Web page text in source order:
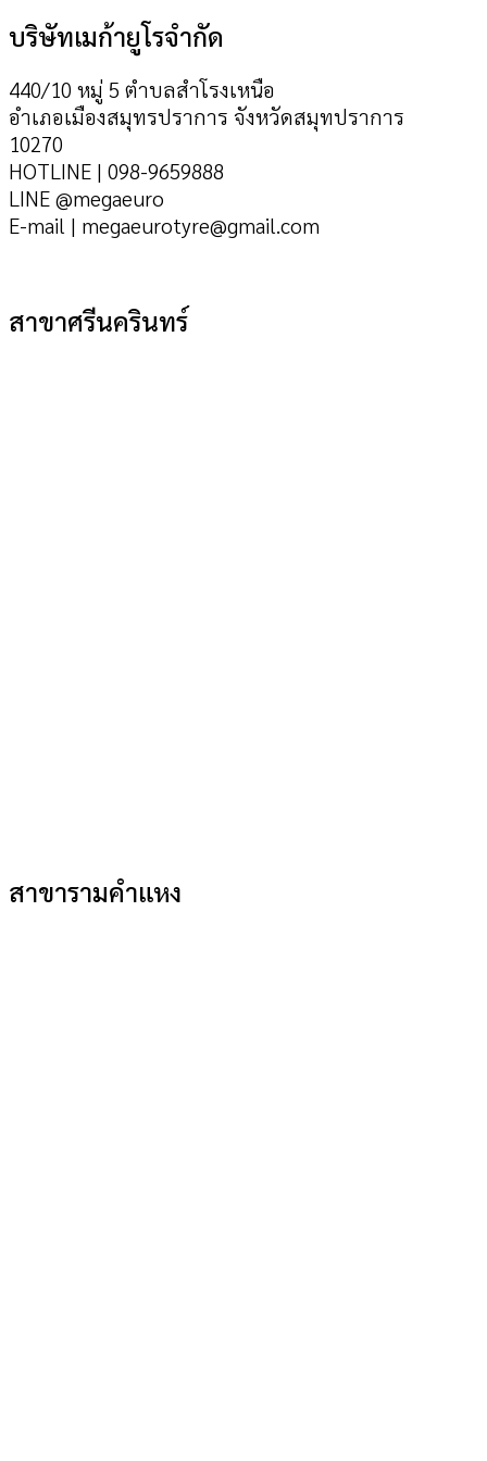
บริษัทเมก้ายูโรจำกัด
440/10 หมู่ 5 ตำบลสำโรงเหนือ
อำเภอเมืองสมุทรปราการ จังหวัดสมุทปราการ
10270
HOTLINE | 098-9659888
LINE @megaeuro
E-mail | megaeurotyre@gmail.com
สาขาศรีนครินทร์
สาขารามคำแหง